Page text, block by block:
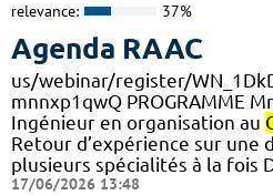
relevance: 37%
Agenda RAAC
us/webinar/register/
mnnxp1qwQ PROGRAMME
Ingénieur en organisation au
Retour d’expérience sur une
plusieurs spécialités à la fois
17/06/2026 13:48